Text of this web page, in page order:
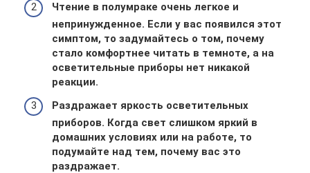
Чтение в полумраке очень легкое и
непринужденное. Если у вас появился этот
симптом, то задумайтесь о том, почему
стало комфортнее читать в темноте, а на
осветительные приборы нет никакой
реакции.
Раздражает яркость осветительных
приборов. Когда свет слишком яркий в
домашних условиях или на работе, то
подумайте над тем, почему вас это
раздражает.